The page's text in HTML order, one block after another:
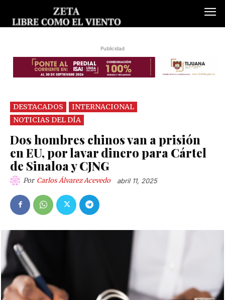
Publicidad
DESTACADOS
INTERNACIONAL
NOTICIAS DEL DÍA
Dos hombres chinos van a prisión
en EU, por lavar dinero para Cártel
de Sinaloa y CJNG
Por Carlos Álvarez Acevedo abril 11, 2025